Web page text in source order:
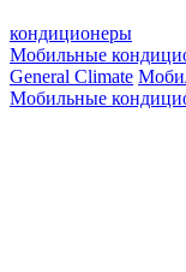
кондиционеры
Мобильные
General Climate
Мобильные